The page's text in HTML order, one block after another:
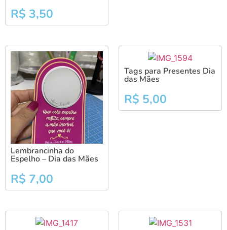
R$ 3,50
Lembrancinha do
Espelho – Dia das Mães
R$ 7,00
Tags para Presentes Dia
das Mães
R$ 5,00